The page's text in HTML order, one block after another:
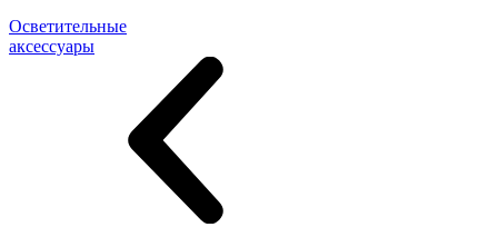
Осветительные
аксессуары